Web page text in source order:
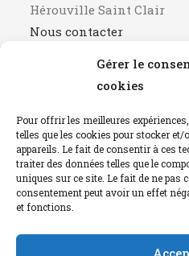
Gérer le
cookies
Pour offrir les meilleures
telles que les cookies pour stocker
appareils. Le fait de consentir à ces
traiter des données telles que le
uniques sur ce site. Le fait de ne pas
consentement peut avoir un effet
et fonctions.
Hérouville Saint Clair
Nous contacter
14h00 - 17h00
Fermé le mercredi après-
Mentions Légales
détails